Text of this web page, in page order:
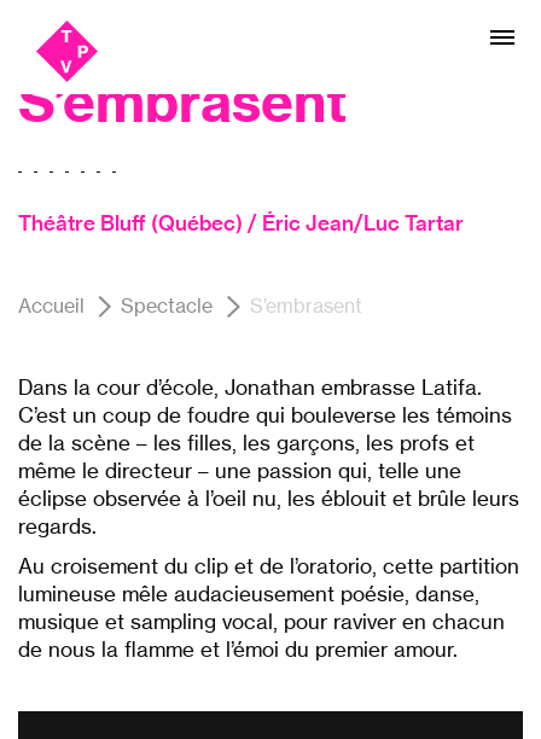
Aller
au
menu
Aller au
contenu
Théâtre
S’embrasent
Théâtre Bluff (Québec) / Éric Jean/Luc Tartar
Accueil Spectacle S’embrasent
Dans la cour d’école, Jonathan embrasse Latifa.
C’est un coup de foudre qui bouleverse les témoins
de la scène – les filles, les garçons, les profs et
même le directeur – une passion qui, telle une
éclipse observée à l’oeil nu, les éblouit et brûle leurs
regards.
Au croisement du clip et de l’oratorio, cette partition
lumineuse mêle audacieusement poésie, danse,
musique et sampling vocal, pour raviver en chacun
de nous la flamme et l’émoi du premier amour.